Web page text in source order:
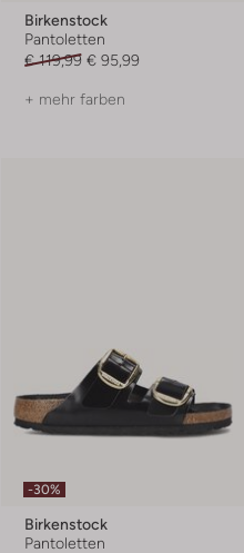
Birkenstock
Pantoletten
€ 119,99 € 95,99
+ mehr farben
-30%
Birkenstock
Pantoletten